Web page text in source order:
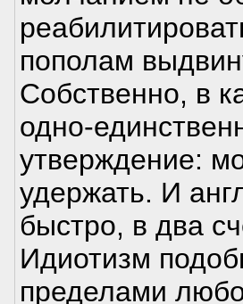
пополам
Собственно, в
одно-
утверждение:
удержать. И
быстро, в два
Идиотизм
пределами